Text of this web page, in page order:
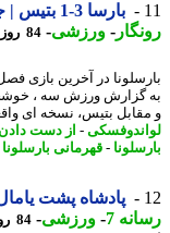
بارسا 3-1 بتیس | جشن برای رافینیا بود
-ورزشی-84 روز پیش - دوشنبه 28 اردیبهشت 1405، 01:02
ورزش سه ، خوشحالی و
بتیس، نسخه ای واقعی
-از دست دادن-
-قهرمانی بارسلونا
پادشاه پشت یامال؛
7
-ورزشی-